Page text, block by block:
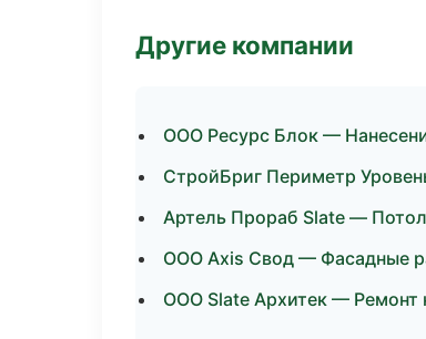
Другие компании
ООО Ресурс Блок —
СтройБриг Периметр
Артель Прораб Slate —
ООО Axis Свод — Фасадные
ООО Slate Архитек — Ремонт